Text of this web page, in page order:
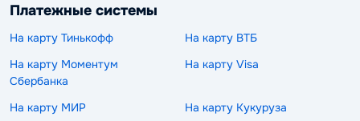
Платежные системы
На карту Тинькофф
На карту ВТБ
На карту Моментум
Сбербанка
На карту Visa
На карту МИР
На карту Кукуруза